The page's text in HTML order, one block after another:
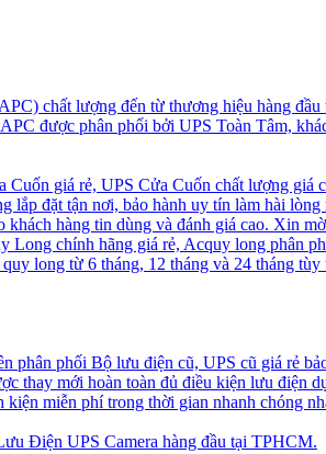
chất lượng đến từ thương hiệu hàng
được phân phối bởi UPS Toàn Tâm,
giá rẻ, UPS Cửa Cuốn chất lượng giá
lắp đặt tận nơi, bảo hành uy tín làm hài
hàng tin dùng và đánh giá cao. Xin
Long chính hãng giá rẻ, Acquy long phân
long từ 6 tháng, 12 tháng và 24 tháng
phân phối Bộ lưu điện cũ, UPS cũ giá rẻ
thay mới hoàn toàn đủ điều kiện lưu điện
kiện miễn phí trong thời gian nhanh chóng
Điện UPS Camera hàng đầu tại TPHCM.